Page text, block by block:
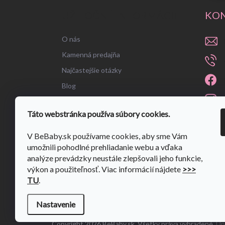
Táto webstránka používa súbory cookies.
V BeBaby.sk používame cookies, aby sme Vám
umožnili pohodlné prehliadanie webu a vďaka
analýze prevádzky neustále zlepšovali jeho funkcie,
výkon a použiteľnosť. Viac informácií nájdete >>>
TU.
Nastavenie
O nás
Kamenná predajňa
Najčastejšie otázky
Blog